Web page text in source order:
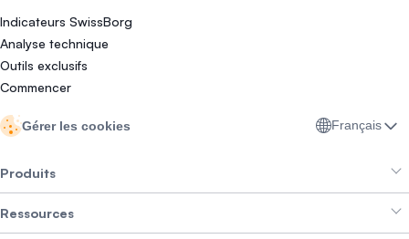
Indicateurs SwissBorg
Analyse technique
Outils exclusifs
Commencer
Gérer les cookies Français
Produits
Smart Exchange
Ressources